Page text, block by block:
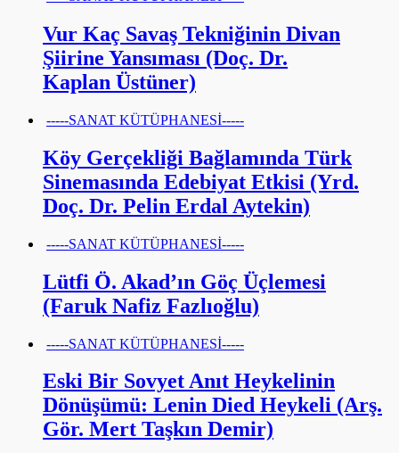
Vur Kaç Savaş Tekniğinin Divan
Şiirine Yansıması (Doç. Dr.
Kaplan Üstüner)
-----SANAT KÜTÜPHANESİ-----
Köy Gerçekliği Bağlamında Türk
Sinemasında Edebiyat Etkisi (Yrd.
Doç. Dr. Pelin Erdal Aytekin)
-----SANAT KÜTÜPHANESİ-----
Lütfi Ö. Akad’ın Göç Üçlemesi
(Faruk Nafiz Fazlıoğlu)
-----SANAT KÜTÜPHANESİ-----
Eski Bir Sovyet Anıt Heykelinin
Dönüşümü: Lenin Died Heykeli (Arş.
Gör. Mert Taşkın Demir)